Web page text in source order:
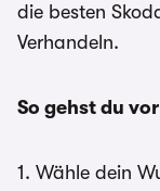
die besten
Verhandeln.
So gehst du
1. Wähle dein